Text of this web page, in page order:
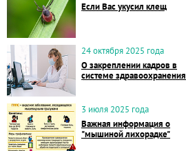
Если Вас укусил клещ
24 октября 2025 года
О закреплении кадров в
системе здравоохранения
3 июля 2025 года
Важная информация о
"мышиной лихорадке"